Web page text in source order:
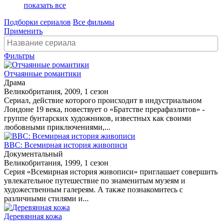
показать все
Подборки сериалов Все фильмы
Применить
Фильтры
Отчаянные романтики
Драма
Великобритания, 2009, 1 сезон
Сериал, действие которого происходит в индустриальном
Лондоне 19 века, повествует о «Братстве прерафаэлитов» -
группе бунтарских художников, известных как своими
любовными приключениями,...
BBC: Всемирная история живописи
Документальный
Великобритания, 1999, 1 сезон
Серия «Всемирная история живописи» приглашает совершить
увлекательное путешествие по знаменитым музеям и
художественным галереям. А также познакомитесь с
различными стилями и...
Деревянная кожа